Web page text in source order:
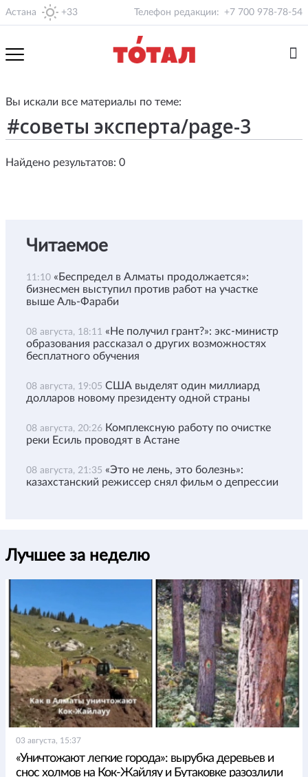
Астана +33 Телефон редакции: +7 700 978-78-54
Вы искали все материалы по теме:
Найдено результатов: 0
Читаемое
11:10 «Беспредел в Алматы продолжается»:
бизнесмен выступил против работ на участке
выше Аль-Фараби
08 августа, 18:11 «Не получил грант?»: экс-министр
образования рассказал о других возможностях
бесплатного обучения
08 августа, 19:05 США выделят один миллиард
долларов новому президенту одной страны
08 августа, 20:26 Комплексную работу по очистке
реки Есиль проводят в Астане
08 августа, 21:35 «Это не лень, это болезнь»:
казахстанский режиссер снял фильм о депрессии
Лучшее за неделю
03 августа, 15:37
«Уничтожают легкие города»: вырубка деревьев и
снос холмов на Кок-Жайляу и Бутаковке разозлили